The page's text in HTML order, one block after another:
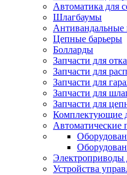
Автоматика для
Шлагбаумы
Цепные барьеры
Болларды
Запчасти для
Запчасти для
Запчасти для
Запчасти для
Запчасти для
Комплектующие
Автоматические
Электроприводы
Устройства